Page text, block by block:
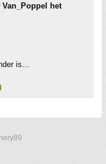
Van_Poppel het
is...